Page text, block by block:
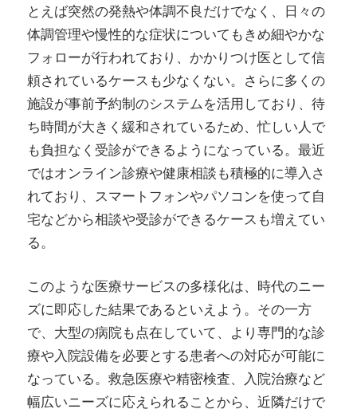
とえば突然の発熱や体調不良だけでなく、日々の
体調管理や慢性的な症状についてもきめ細やかな
フォローが行われており、かかりつけ医として信
頼されているケースも少なくない。さらに多くの
施設が事前予約制のシステムを活用しており、待
ち時間が大きく緩和されているため、忙しい人で
も負担なく受診ができるようになっている。最近
ではオンライン診療や健康相談も積極的に導入さ
れており、スマートフォンやパソコンを使って自
宅などから相談や受診ができるケースも増えてい
る。
このような医療サービスの多様化は、時代のニー
ズに即応した結果であるといえよう。その一方
で、大型の病院も点在していて、より専門的な診
療や入院設備を必要とする患者への対応が可能に
なっている。救急医療や精密検査、入院治療など
幅広いニーズに応えられることから、近隣だけで